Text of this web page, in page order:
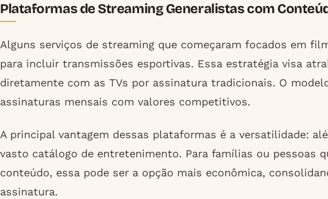
Plataformas de Streaming Generalistas com
Alguns serviços de streaming que começaram focados em
para incluir transmissões esportivas. Essa estratégia visa
diretamente com as TVs por assinatura tradicionais. O
assinaturas mensais com valores competitivos.
A principal vantagem dessas plataformas é a versatilidade:
vasto catálogo de entretenimento. Para famílias ou pessoas
conteúdo, essa pode ser a opção mais econômica,
assinatura.